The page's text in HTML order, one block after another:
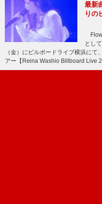
最新
りの
とし
（金）にビルボードライブ横浜に
アー【Reina Washio Billboard Live